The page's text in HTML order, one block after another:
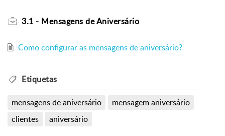
3.1 - Mensagens de Aniversário
Como configurar as mensagens de aniversário?
Etiquetas
mensagens de aniversário
mensagem aniversário
clientes
aniversário